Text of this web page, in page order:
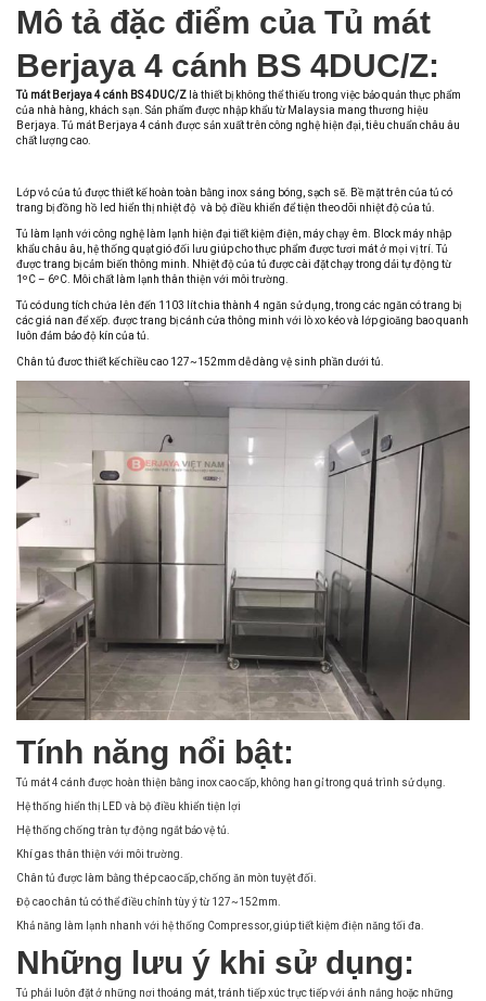
Mô tả đặc điểm của Tủ mát
Berjaya 4 cánh BS 4DUC/Z:
Tủ mát Berjaya 4 cánh BS 4DUC/Z là thiết bị không thể thiếu trong việc bảo quản thực phẩm
của nhà hàng, khách sạn. Sản phẩm được nhập khẩu từ Malaysia mang thương hiệu
Berjaya. Tủ mát Berjaya 4 cánh được sản xuất trên công nghệ hiện đại, tiêu chuẩn châu âu
chất lượng cao.
Lớp vỏ của tủ được thiết kế hoàn toàn bằng inox sáng bóng, sạch sẽ. Bề mặt trên của tủ có
trang bị đồng hồ led hiển thị nhiệt độ và bộ điều khiển để tiện theo dõi nhiệt độ của tủ.
Tủ làm lạnh với công nghệ làm lạnh hiện đại tiết kiệm điện, máy chạy êm. Block máy nhập
khẩu châu âu, hệ thống quạt gió đối lưu giúp cho thực phẩm được tươi mát ở mọi vị trí. Tủ
được trang bị cảm biến thông minh. Nhiệt độ của tủ được cài đặt chạy trong dải tự động từ
1ºC – 6ºC. Môi chất làm lạnh thân thiện với môi trường.
Tủ có dung tích chứa lên đến 1103 lít chia thành 4 ngăn sử dụng, trong các ngăn có trang bị
các giá nan để xếp. được trang bị cánh cửa thông minh với lò xo kéo và lớp gioăng bao quanh
luôn đảm bảo độ kín của tủ.
Chân tủ đươc thiết kế chiều cao 127~152mm dễ dàng vệ sinh phần dưới tủ.
Tính năng nổi bật:
Tủ mát 4 cánh được hoàn thiện bằng inox cao cấp, không han gỉ trong quá trình sử dụng.
Hệ thống hiển thị LED và bộ điều khiển tiện lợi
Hệ thống chống tràn tự động ngắt bảo vệ tủ.
Khí gas thân thiện với môi trường.
Chân tủ được làm bằng thép cao cấp, chống ăn mòn tuyệt đối.
Độ cao chân tủ có thể điều chỉnh tùy ý từ 127~152mm.
Khả năng làm lạnh nhanh với hệ thống Compressor, giúp tiết kiệm điện năng tối đa.
Những lưu ý khi sử dụng:
Tủ phải luôn đặt ở những nơi thoáng mát, tránh tiếp xúc trực tiếp với ánh nắng hoặc những